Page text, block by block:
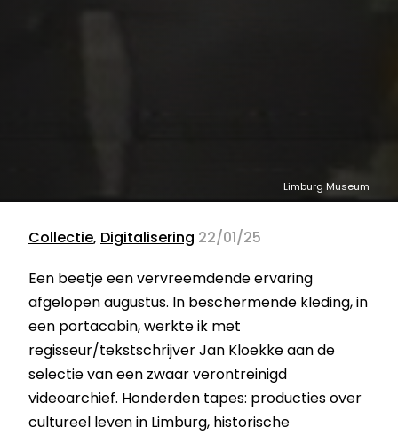
Limburg Museum
Collectie, Digitalisering 22/01/25
Een beetje een vervreemdende ervaring
afgelopen augustus. In beschermende kleding, in
een portacabin, werkte ik met
regisseur/tekstschrijver Jan Kloekke aan de
selectie van een zwaar verontreinigd
videoarchief. Honderden tapes: producties over
cultureel leven in Limburg, historische